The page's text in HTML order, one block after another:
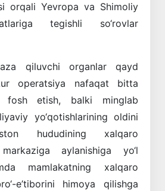
orqali Yevropa va Shimoliy
tegishli so‘rovlar
qiluvchi organlar qayd
operatsiya nafaqat bitta
fosh etish, balki minglab
yo‘qotishlarining oldini
hududining xalqaro
aylanishiga yo‘l
mamlakatning xalqaro
e’tiborini himoya qilishga